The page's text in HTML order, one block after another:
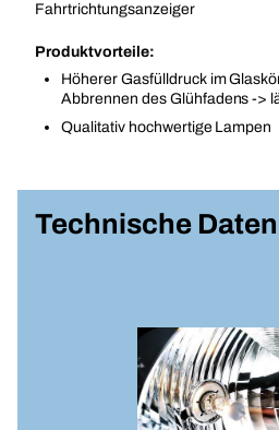
Fahrtrichtungsanzeiger
Produktvorteile:
Höherer Gasfülldruck im
Abbrennen des Glühfadens ->
Qualitativ hochwertige Lampen
Technische Daten